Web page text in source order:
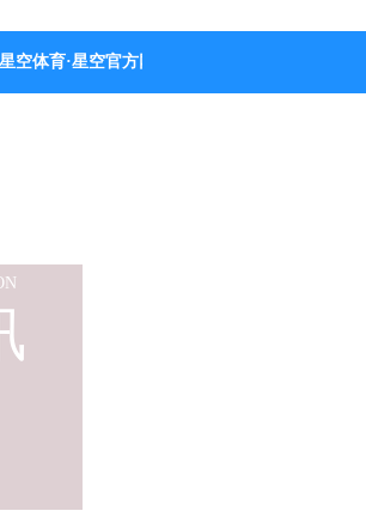
星空体育·星空官方网站-星空体育（中国）